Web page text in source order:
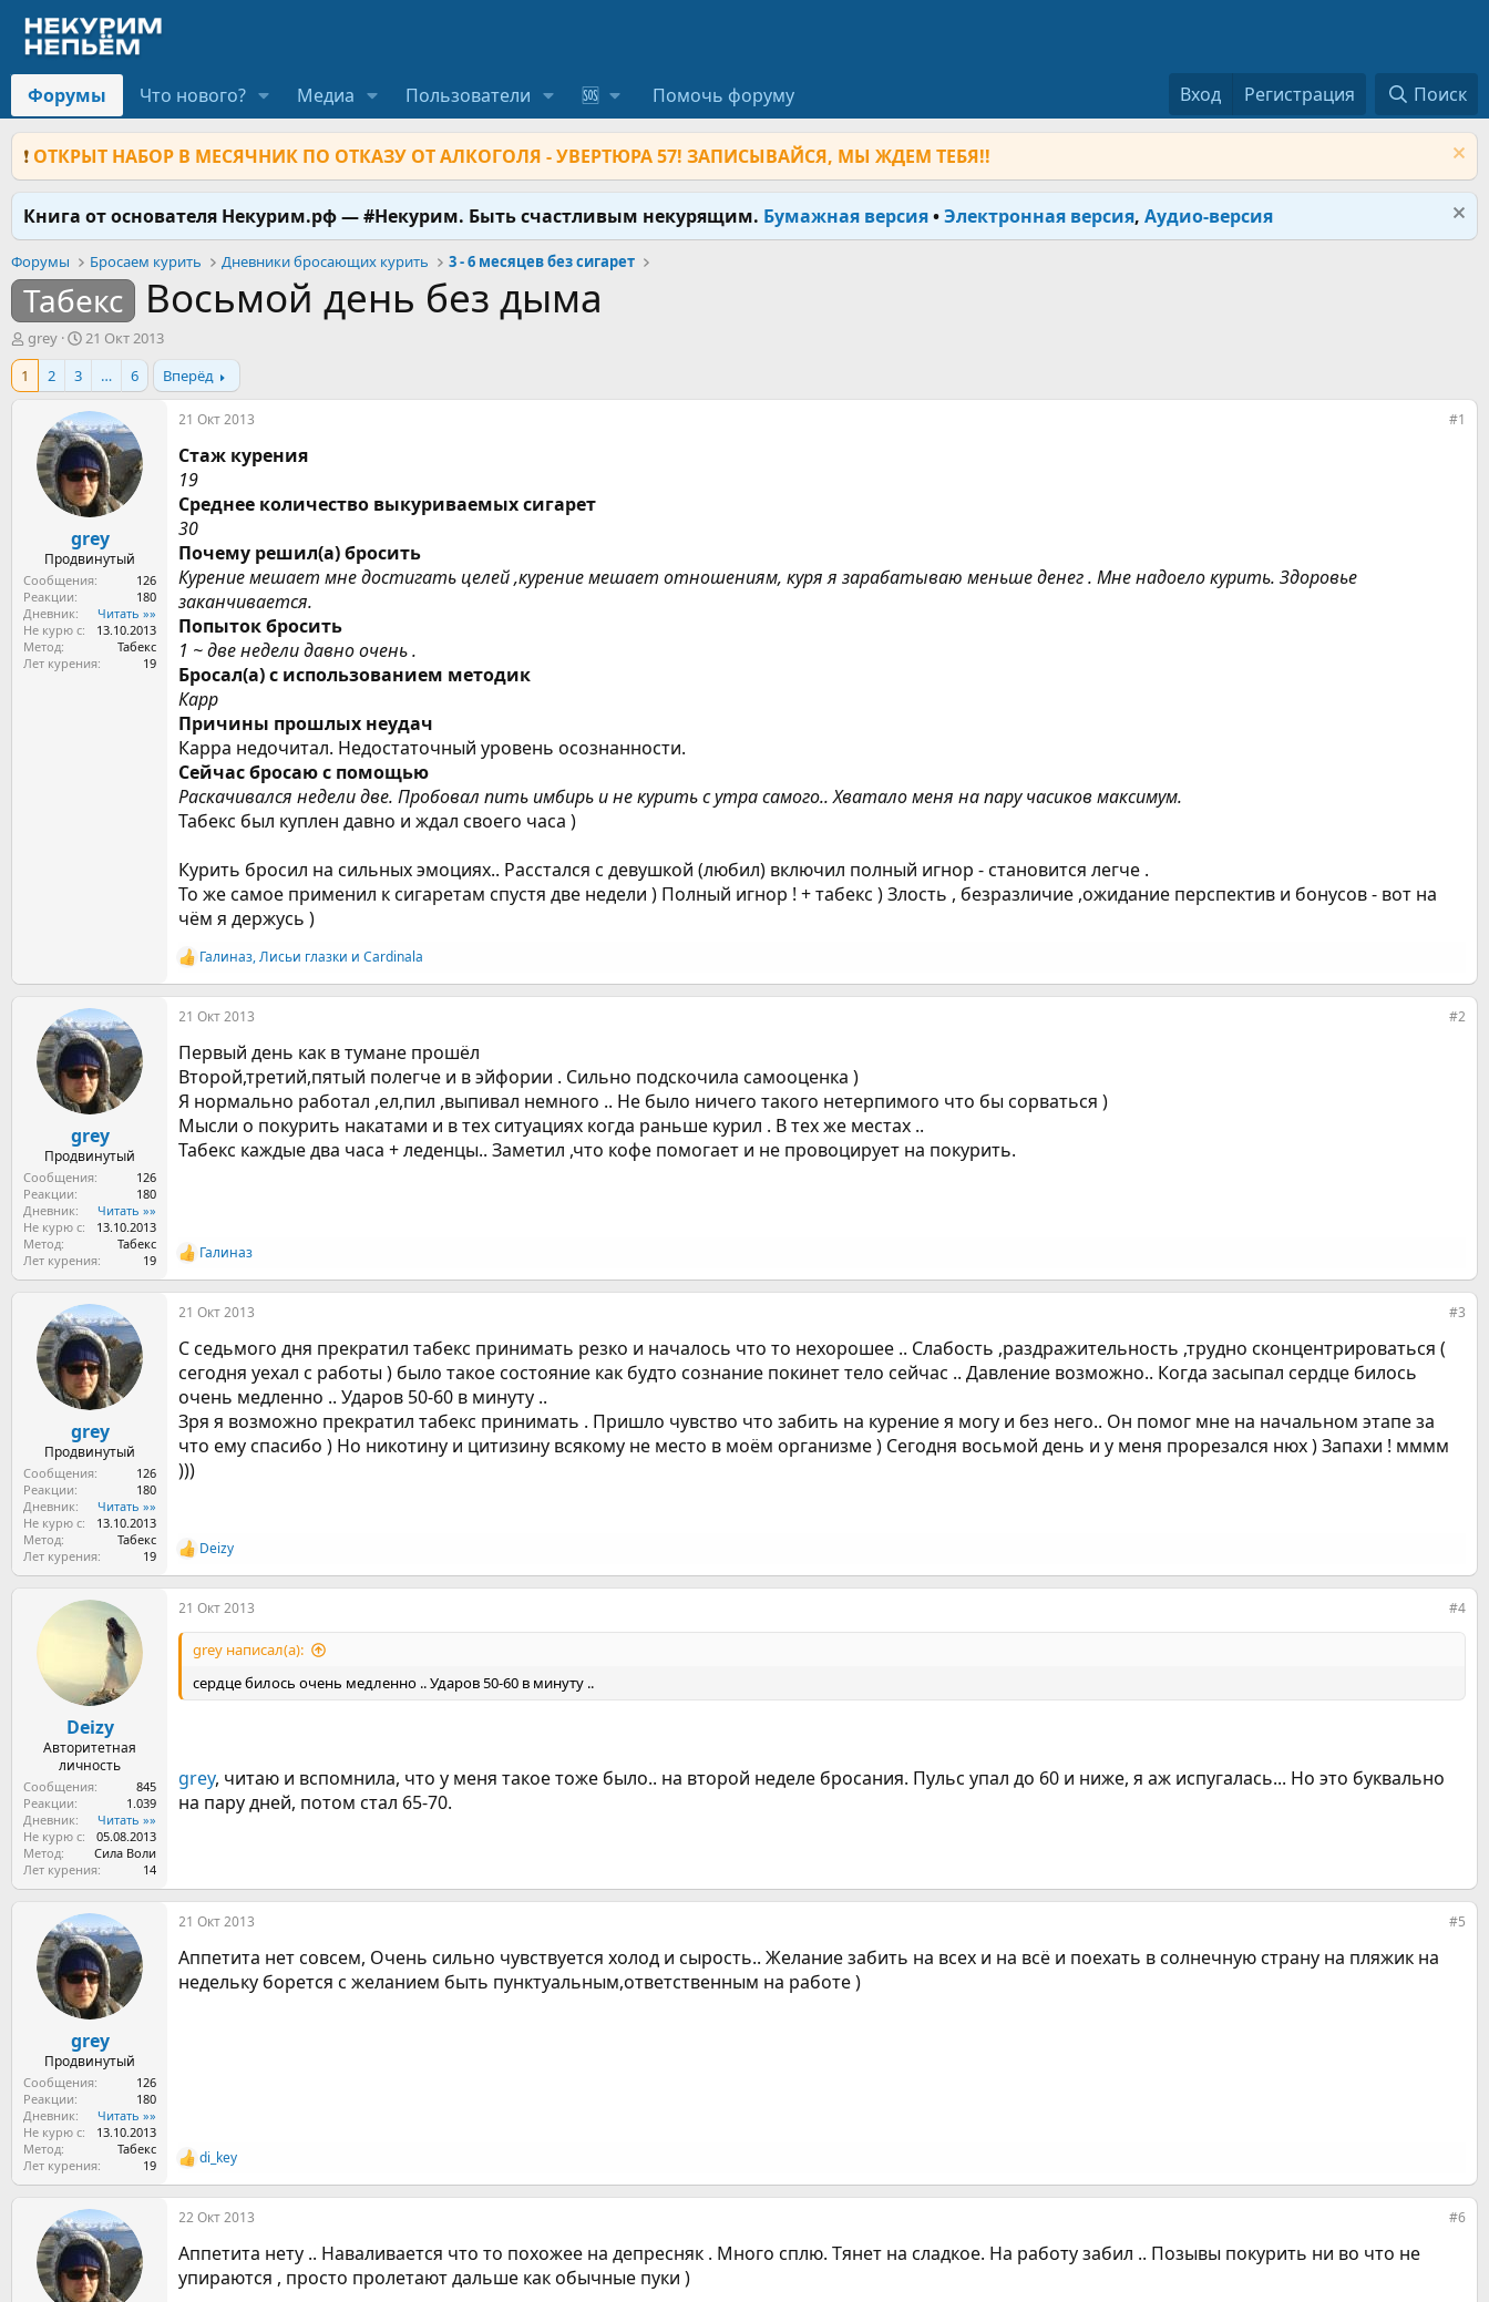
Форумы Что нового? Медиа Пользователи 🆘 Помочь форуму Вход Регистрация Поиск
❗ ОТКРЫТ НАБОР В МЕСЯЧНИК ПО ОТКАЗУ ОТ АЛКОГОЛЯ - УВЕРТЮРА 57! ЗАПИСЫВАЙСЯ, МЫ ЖДЕМ ТЕБЯ!!
Книга от основателя Некурим.рф — #Некурим. Быть счастливым некурящим. Бумажная версия•Электронная версия, Аудио-версия
Форумы Бросаем курить Дневники бросающих курить 3 - 6 месяцев без сигарет
Табекс Восьмой день без дыма
А
в
о
м
grey
Д
а
а
н
а
ч
а
л
а
21 Окт 2013
1
2 3 … 6 Вперёд
grey
Продвинутый
Сообщения
126
Реакции
180
Дневник
Читать »»
Не курю с
13.10.2013
Метод
Табекс
Лет курения
19
21 Окт 2013 #1
Стаж курения
19
Среднее количество выкуриваемых сигарет
30
Почему решил(а) бросить
Курение мешает мне достигать целей ,курение мешает отношениям, куря я зарабатываю меньше денег . Мне надоело курить. Здоровье
заканчивается.
Попыток бросить
1 ~ две недели давно очень .
Бросал(а) с использованием методик
Карр
Причины прошлых неудач
Карра недочитал. Недостаточный уровень осознанности.
Сейчас бросаю с помощью
Раскачивался недели две. Пробовал пить имбирь и не курить с утра самого.. Хватало меня на пару часиков максимум.
Табекс был куплен давно и ждал своего часа )
Курить бросил на сильных эмоциях.. Расстался с девушкой (любил) включил полный игнор - становится легче .
То же самое применил к сигаретам спустя две недели ) Полный игнор ! + табекс ) Злость , безразличие ,ожидание перспектив и бонусов - вот на
чём я держусь )
Р
е
а
к
и
и
:
Галиназ,Лисьи глазки и Cardinala
grey
Продвинутый
Сообщения
126
Реакции
180
Дневник
Читать »»
Не курю с
13.10.2013
Метод
Табекс
Лет курения
19
21 Окт 2013 #2
Первый день как в тумане прошёл
Второй,третий,пятый полегче и в эйфории . Сильно подскочила самооценка )
Я нормально работал ,ел,пил ,выпивал немного .. Не было ничего такого нетерпимого что бы сорваться )
Мысли о покурить накатами и в тех ситуациях когда раньше курил . В тех же местах ..
Табекс каждые два часа + леденцы.. Заметил ,что кофе помогает и не провоцирует на покурить.
Р
е
а
к
и
и
:
Галиназ
grey
Продвинутый
Сообщения
126
Реакции
180
Дневник
Читать »»
Не курю с
13.10.2013
Метод
Табекс
Лет курения
19
21 Окт 2013 #3
С седьмого дня прекратил табекс принимать резко и началось что то нехорошее .. Слабость ,раздражительность ,трудно сконцентрироваться (
сегодня уехал с работы ) было такое состояние как будто сознание покинет тело сейчас .. Давление возможно.. Когда засыпал сердце билось
очень медленно .. Ударов 50-60 в минуту ..
Зря я возможно прекратил табекс принимать . Пришло чувство что забить на курение я могу и без него.. Он помог мне на начальном этапе за
что ему спасибо ) Но никотину и цитизину всякому не место в моём организме ) Сегодня восьмой день и у меня прорезался нюх ) Запахи ! мммм
)))
Р
е
а
к
Deizy
Deizy
Авторитетная
личность
Сообщения
845
Реакции
1.039
Дневник
Читать »»
Не курю с
05.08.2013
Метод
Сила Воли
Лет курения
14
21 Окт 2013 #4
grey написал(а):
сердце билось очень медленно .. Ударов 50-60 в минуту ..
grey, читаю и вспомнила, что у меня такое тоже было.. на второй неделе бросания. Пульс упал до 60 и ниже, я аж испугалась... Но это буквально
на пару дней, потом стал 65-70.
grey
Продвинутый
Сообщения
126
Реакции
180
Дневник
Читать »»
Не курю с
13.10.2013
Метод
Табекс
Лет курения
19
21 Окт 2013 #5
Аппетита нет совсем, Очень сильно чувствуется холод и сырость.. Желание забить на всех и на всё и поехать в солнечную страну на пляжик на
недельку борется с желанием быть пунктуальным,ответственным на работе )
Р
е
а
к
и
и
:
di_key
22 Окт 2013 #6
Аппетита нету .. Наваливается что то похожее на депресняк . Много сплю. Тянет на сладкое. На работу забил .. Позывы покурить ни во что не
упираются , просто пролетают дальше как обычные пуки )